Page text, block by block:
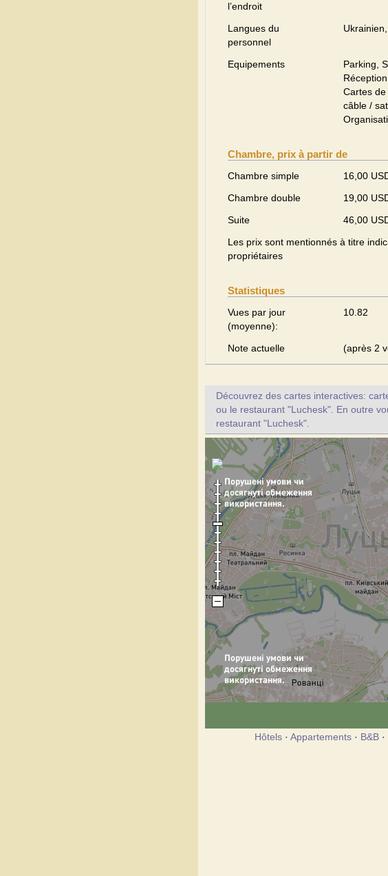
l’endroit
Langues du
personnel
Equipements
Parking,
Cartes
câble /
Chambre, prix à partir de
Chambre simple
16,00
Chambre double
19,00
Suite
46,00
Les prix sont mentionnés à titre
propriétaires
Statistiques
Vues par jour
(moyenne):
10.82
Note actuelle (après 2
Découvrez des cartes interactives:
ou le restaurant "Luchesk". En outre
restaurant "Luchesk".
Hôtels · Appartements · B&B ·